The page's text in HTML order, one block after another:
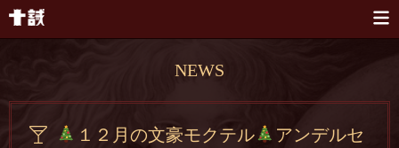
NEWS
１２月の文豪モクテル
アンデルセ